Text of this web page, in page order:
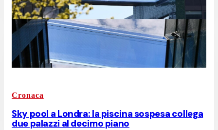
Cronaca
Sky pool a Londra: la piscina sospesa collega
due palazzi al decimo piano